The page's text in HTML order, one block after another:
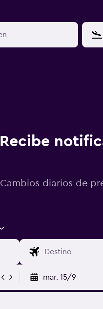
Recibe
Cambios diarios de
mar. 15/9